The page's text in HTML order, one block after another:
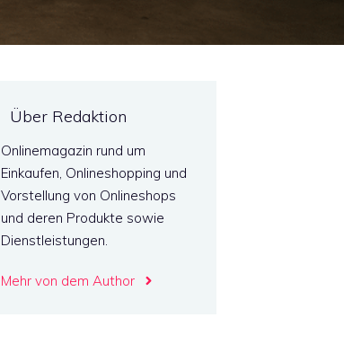
Über Redaktion
Onlinemagazin rund um
Einkaufen, Onlineshopping und
Vorstellung von Onlineshops
und deren Produkte sowie
Dienstleistungen.
Mehr von dem Author